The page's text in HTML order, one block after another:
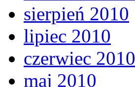
sierpień 2010
lipiec 2010
czerwiec 2010
maj 2010